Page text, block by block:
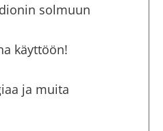
solmuun
käyttöön!
ja muita